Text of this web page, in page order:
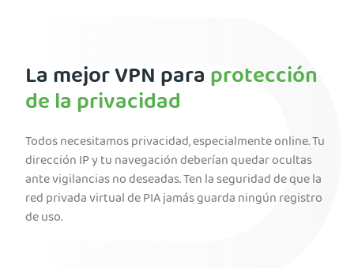
La mejor VPN paraprotección
de la privacidad
Todos necesitamos privacidad, especialmente online. Tu
dirección IP y tu navegación deberían quedar ocultas
ante vigilancias no deseadas. Ten la seguridad de que la
red privada virtual de PIA jamás guarda ningún registro
de uso.